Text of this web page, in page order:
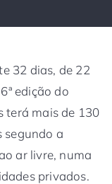
32 dias, de 22
edição do
terá mais de 130
segundo a
ar livre, numa
privados.